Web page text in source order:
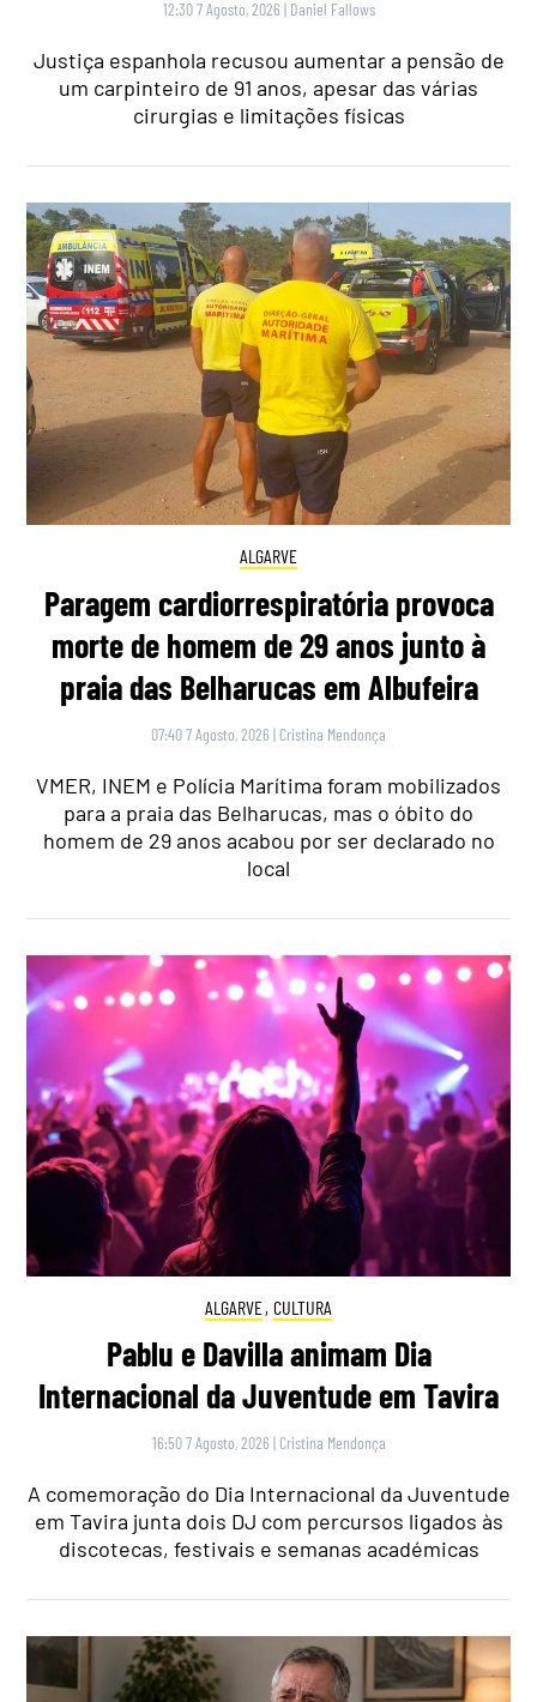
12:30 7 Agosto, 2026 | Daniel Fallows
Justiça espanhola recusou aumentar a pensão de
um carpinteiro de 91 anos, apesar das várias
cirurgias e limitações físicas
ALGARVE
Paragem cardiorrespiratória provoca
morte de homem de 29 anos junto à
praia das Belharucas em Albufeira
07:40 7 Agosto, 2026 | Cristina Mendonça
VMER, INEM e Polícia Marítima foram mobilizados
para a praia das Belharucas, mas o óbito do
homem de 29 anos acabou por ser declarado no
local
ALGARVE, CULTURA
Pablu e Davilla animam Dia
Internacional da Juventude em Tavira
16:50 7 Agosto, 2026 | Cristina Mendonça
A comemoração do Dia Internacional da Juventude
em Tavira junta dois DJ com percursos ligados às
discotecas, festivais e semanas académicas